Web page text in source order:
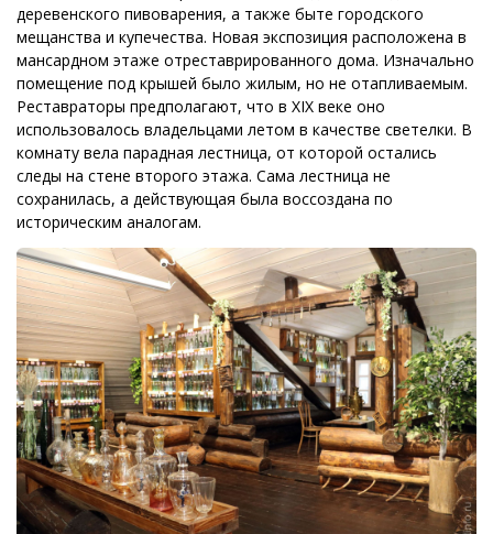
деревенского пивоварения, а также быте городского
мещанства и купечества. Новая экспозиция расположена в
мансардном этаже отреставрированного дома. Изначально
помещение под крышей было жилым, но не отапливаемым.
Реставраторы предполагают, что в XIX веке оно
использовалось владельцами летом в качестве светелки. В
комнату вела парадная лестница, от которой остались
следы на стене второго этажа. Сама лестница не
сохранилась, а действующая была воссоздана по
историческим аналогам.